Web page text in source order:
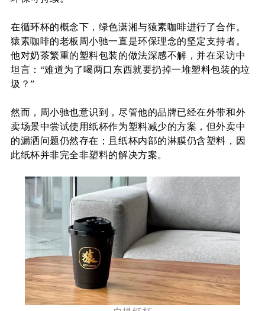
在循环杯的概念下，绿色潇湘与猿素咖啡进行了合作。
猿素咖啡的老板周小驰一直是环保理念的坚定支持者。
他对奶茶繁重的塑料包装的做法深感不解，并在采访中
坦言： “难道为了喝两口东西就要扔掉一堆塑料包装的垃
圾？”
然而，周小驰也意识到，尽管他的品牌已经在外带和外
卖场景中尝试使用纸杯作为塑料减少的方案，但外卖中
的漏洒问题仍然存在；且纸杯内部的淋膜仍含塑料，因
此纸杯并非完全非塑料的解决方案。